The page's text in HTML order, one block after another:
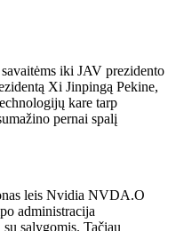
iki JAV prezidento
Xi Jinpingą Pekine,
kare tarp
pernai spalį
leis Nvidia NVDA.O
administracija
su sąlygomis. Tačiau